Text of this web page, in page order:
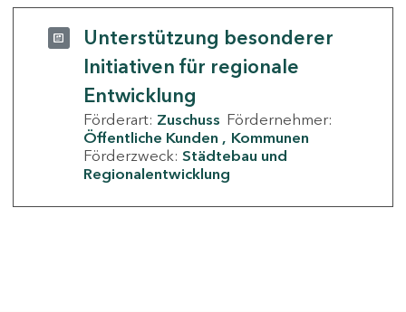
Unterstützung besonderer
Initiativen für regionale
Entwicklung
Förderart: Zuschuss Fördernehmer:
Öffentliche Kunden
Kommunen
Förderzweck: Städtebau und
Regionalentwicklung